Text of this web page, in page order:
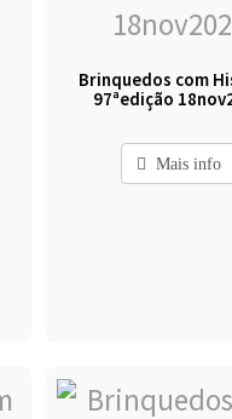
Brinquedos com
97ªedição
Mais info